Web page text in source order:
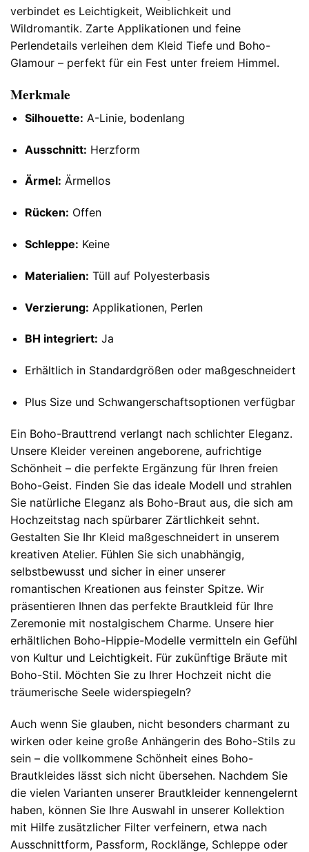
verbindet es Leichtigkeit, Weiblichkeit und
Wildromantik. Zarte Applikationen und feine
Perlendetails verleihen dem Kleid Tiefe und Boho-
Glamour – perfekt für ein Fest unter freiem Himmel.
Merkmale
Silhouette: A-Linie, bodenlang
Ausschnitt: Herzform
Ärmel: Ärmellos
Rücken: Offen
Schleppe: Keine
Materialien: Tüll auf Polyesterbasis
Verzierung: Applikationen, Perlen
BH integriert: Ja
Erhältlich in Standardgrößen oder maßgeschneidert
Plus Size und Schwangerschaftsoptionen verfügbar
Ein Boho-Brauttrend verlangt nach schlichter Eleganz.
Unsere Kleider vereinen angeborene, aufrichtige
Schönheit – die perfekte Ergänzung für Ihren freien
Boho-Geist. Finden Sie das ideale Modell und strahlen
Sie natürliche Eleganz als Boho-Braut aus, die sich am
Hochzeitstag nach spürbarer Zärtlichkeit sehnt.
Gestalten Sie Ihr Kleid maßgeschneidert in unserem
kreativen Atelier. Fühlen Sie sich unabhängig,
selbstbewusst und sicher in einer unserer
romantischen Kreationen aus feinster Spitze. Wir
präsentieren Ihnen das perfekte Brautkleid für Ihre
Zeremonie mit nostalgischem Charme. Unsere hier
erhältlichen Boho-Hippie-Modelle vermitteln ein Gefühl
von Kultur und Leichtigkeit. Für zukünftige Bräute mit
Boho-Stil. Möchten Sie zu Ihrer Hochzeit nicht die
träumerische Seele widerspiegeln?
Auch wenn Sie glauben, nicht besonders charmant zu
wirken oder keine große Anhängerin des Boho-Stils zu
sein – die vollkommene Schönheit eines Boho-
Brautkleides lässt sich nicht übersehen. Nachdem Sie
die vielen Varianten unserer Brautkleider kennengelernt
haben, können Sie Ihre Auswahl in unserer Kollektion
mit Hilfe zusätzlicher Filter verfeinern, etwa nach
Ausschnittform, Passform, Rocklänge, Schleppe oder